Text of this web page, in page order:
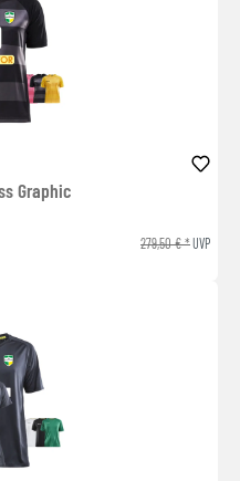
Graphic
279,50 € *UVP